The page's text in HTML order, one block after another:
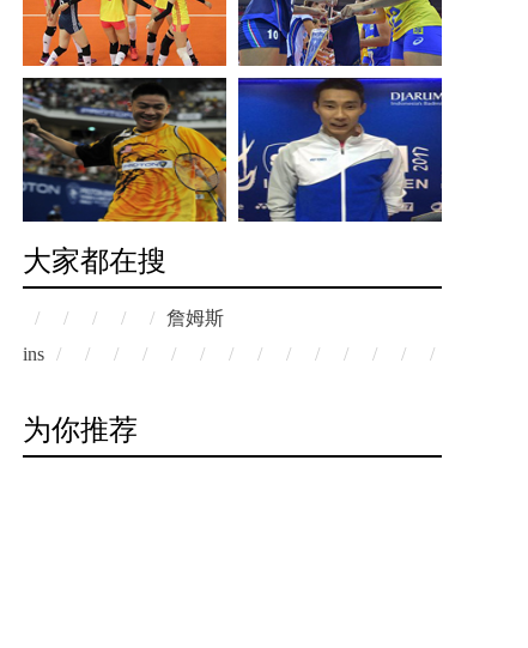
大家都在搜
/ / / / / 詹姆斯
ins / / / / / / / / / / / / / /
为你推荐